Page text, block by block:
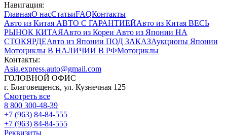
Навигация:
ГлавнаяО насСтатьиFAQКонтакты
Авто из Китая АВТО С ГАРАНТИЕЙАвто из Китая ВЕСЬ
РЫНОК КИТАЯАвто из Кореи Авто из Японии НА
СТОКЯРДЕАвто из Японии ПОД ЗАКАЗАукционы Японии
Мотоциклы В НАЛИЧИИ В РФМотоциклы
Контакты:
Asia.express.auto@gmail.com
ГОЛОВНОЙ ОФИС
г. Благовещенск, ул. Кузнечная 125
Смотреть все
8 800 300-48-39
+7 (963) 84-84-555
+7 (963) 84-84-555
Реквизиты